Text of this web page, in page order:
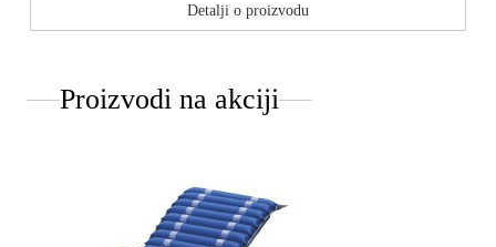
Detalji o proizvodu
Proizvodi na akciji